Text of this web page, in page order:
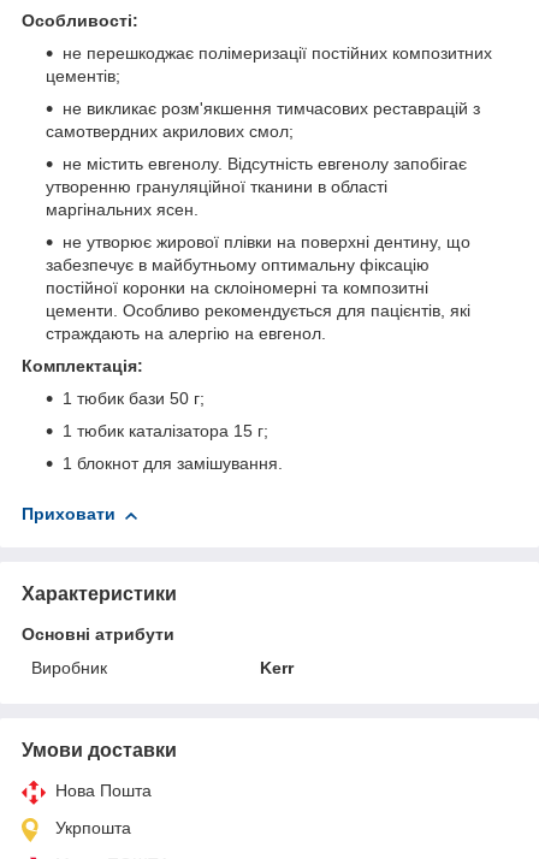
Особливості:
не перешкоджає полімеризації постійних композитних
цементів;
не викликає розм'якшення тимчасових реставрацій з
самотвердних акрилових смол;
не містить евгенолу. Відсутність евгенолу запобігає
утворенню грануляційної тканини в області
маргінальних ясен.
не утворює жирової плівки на поверхні дентину, що
забезпечує в майбутньому оптимальну фіксацію
постійної коронки на склоіномерні та композитні
цементи. Особливо рекомендується для пацієнтів, які
страждають на алергію на евгенол.
Комплектація:
1 тюбик бази 50 г;
1 тюбик каталізатора 15 г;
1 блокнот для замішування.
Приховати
Характеристики
Основні атрибути
Виробник
Kerr
Умови доставки
Нова Пошта
Укрпошта